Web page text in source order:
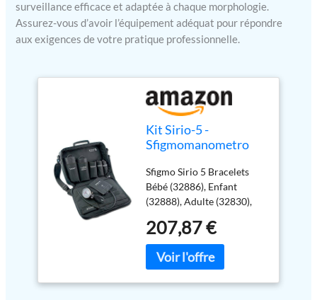
surveillance efficace et adaptée à chaque morphologie.
Assurez-vous d’avoir l’équipement adéquat pour répondre
aux exigences de votre pratique professionnelle.
Kit Sirio-5 -
Sfigmomanometro
Diverse Dimensioni
Sfigmo Sirio 5 Bracelets
Bébé (32886), Enfant
(32888), Adulte (32830),
(32837) dans un sac en
nylon.
207,87 €